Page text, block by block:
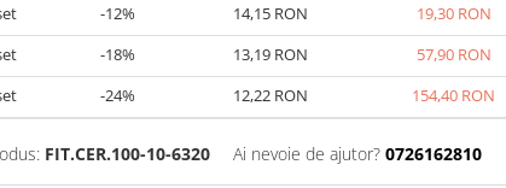
-12% 14,15 RON 19,30 RON
-18% 13,19 RON 57,90 RON
-24% 12,22 RON 154,40 RON
FIT.CER.100-10-6320 Ai nevoie de ajutor? 0726162810